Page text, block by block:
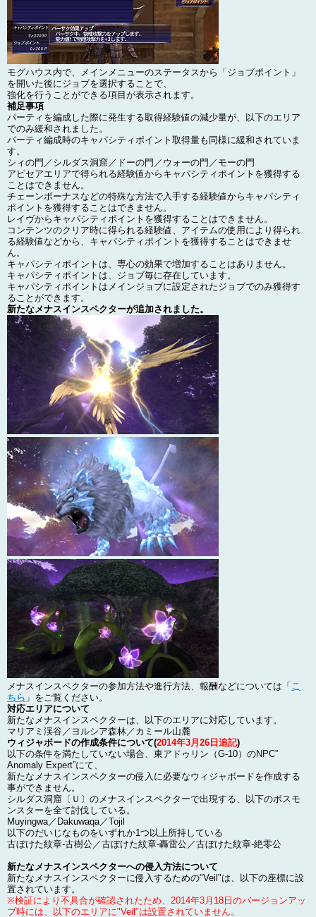
モグハウス内で、メインメニューのステータスから「ジョブポイント」
を開いた後にジョブを選択することで、
強化を行うことができる項目が表示されます。
補足事項
パーティを編成した際に発生する取得経験値の減少量が、以下のエリア
でのみ緩和されました。
パーティ編成時のキャパシティポイント取得量も同様に緩和されていま
す。
シィの門／シルダス洞窟／ドーの門／ウォーの門／モーの門
アビセアエリアで得られる経験値からキャパシティポイントを獲得する
ことはできません。
チェーンボーナスなどの特殊な方法で入手する経験値からキャパシティ
ポイントを獲得することはできません。
レイヴからキャパシティポイントを獲得することはできません。
コンテンツのクリア時に得られる経験値、アイテムの使用により得られ
る経験値などから、キャパシティポイントを獲得することはできませ
ん。
キャパシティポイントは、専心の効果で増加することはありません。
キャパシティポイントは、ジョブ毎に存在しています。
キャパシティポイントはメインジョブに設定されたジョブでのみ獲得す
ることができます。
新たなメナスインスペクターが追加されました。
メナスインスペクターの参加方法や進行方法、報酬などについては「こ
ちら 」をご覧ください。
対応エリアについて
新たなメナスインスペクターは、以下のエリアに対応しています。
マリアミ渓谷／ヨルシア森林／カミール山麓
ウィジャボードの作成条件について(2014年3月26日追記)
以下の条件を満たしていない場合、東アドゥリン（G-10）のNPC”
Anomaly Expert”にて、
新たなメナスインスペクターの侵入に必要なウィジャボードを作成する
事ができません。
シルダス洞窟〔Ｕ〕のメナスインスペクターで出現する、以下のボスモ
ンスターを全て討伐している。
Muyingwa／Dakuwaqa／Tojil
以下のだいじなものをいずれか1つ以上所持している
古ぼけた紋章-古樹公／古ぼけた紋章-轟雷公／古ぼけた紋章-絶零公
新たなメナスインスペクターへの侵入方法について
新たなメナスインスペクターに侵入するための"Veil"は、以下の座標に設
置されています。
※検証により不具合が確認されたため、2014年3月18日のバージョンアッ
プ時には、以下のエリアに"Veil"は設置されていません。